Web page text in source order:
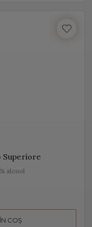
de Prosecco, acest
din Italia. E
ele diferă
și gust deosebit,
Superiore
alcool
COȘ